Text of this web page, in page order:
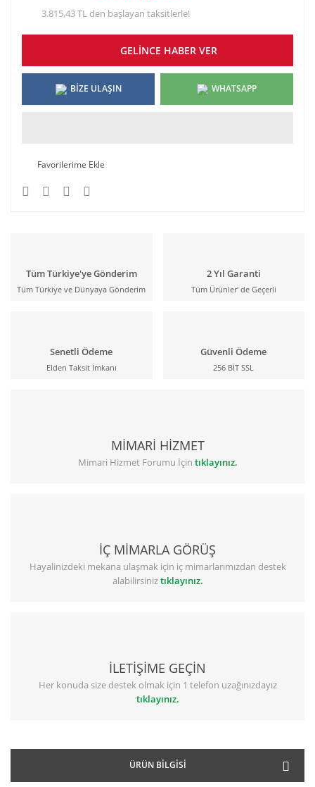
3.815,43 TL den başlayan taksitlerle!
GELİNCE HABER VER
BİZE ULAŞIN WHATSAPP
Tüm Türkiye'ye Gönderim
Tüm Türkiye ve Dünyaya Gönderim
2 Yıl Garanti
Tüm Ürünler' de Geçerli
Senetli Ödeme
Elden Taksit İmkanı
Güvenli Ödeme
256 BİT SSL
MİMARİ HİZMET
Mimari Hizmet Forumu İçin tıklayınız.
İÇ MİMARLA GÖRÜŞ
Hayalinizdeki mekana ulaşmak için iç mimarlarımızdan destek
alabilirsiniztıklayınız.
İLETİŞİME GEÇİN
Her konuda size destek olmak için 1 telefon uzağınızdayız
tıklayınız.
ÜRÜN BILGISI